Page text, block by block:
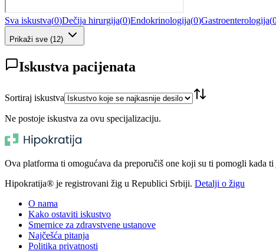
Sva iskustva(0)Dečija hirurgija(0)Endokrinologija(0)Gastroenterologija(
Prikaži sve (12)
Iskustva pacijenata
Sortiraj iskustva
Ne postoje iskustva za ovu specijalizaciju.
Ova platforma ti omogućava da preporučiš one koji su ti pomogli kada
Hipokratija® je registrovani žig u Republici Srbiji. Detalji o žigu
O nama
Kako ostaviti iskustvo
Smernice za zdravstvene ustanove
Najčešća pitanja
Politika privatnosti